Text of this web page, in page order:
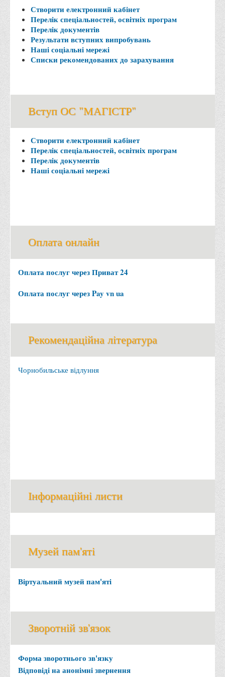
Асоціація випускників та друзів
Анкета випускника 2020-2026 років
Анкета випускника минулих років
Первинна профспілкова організація
Літературна сторінка
ДТЕУ
Історія та місія університету
Фотогалерея
Створити електронний кабінет
Перелік спеціальностей, освітніх програм
Перелік документів
Результати вступних випробувань
Наші соціальні мережі
Списки рекомендованих до зарахування
Вступ ОС "МАГІСТР"
Створити електронний кабінет
Перелік спеціальностей, освітніх програм
Перелік документів
Наші соціальні мережі
Оплата онлайн
Оплата послуг через Приват 24
Оплата послуг через Pay vn ua
Рекомендаційна література
Чорнобильське відлуння
Інформаційні листи
Музей пам'яті
Віртуальний музей пам'яті
Зворотній зв'язок
Форма зворотнього зв'язку
Відповіді на анонімні звернення